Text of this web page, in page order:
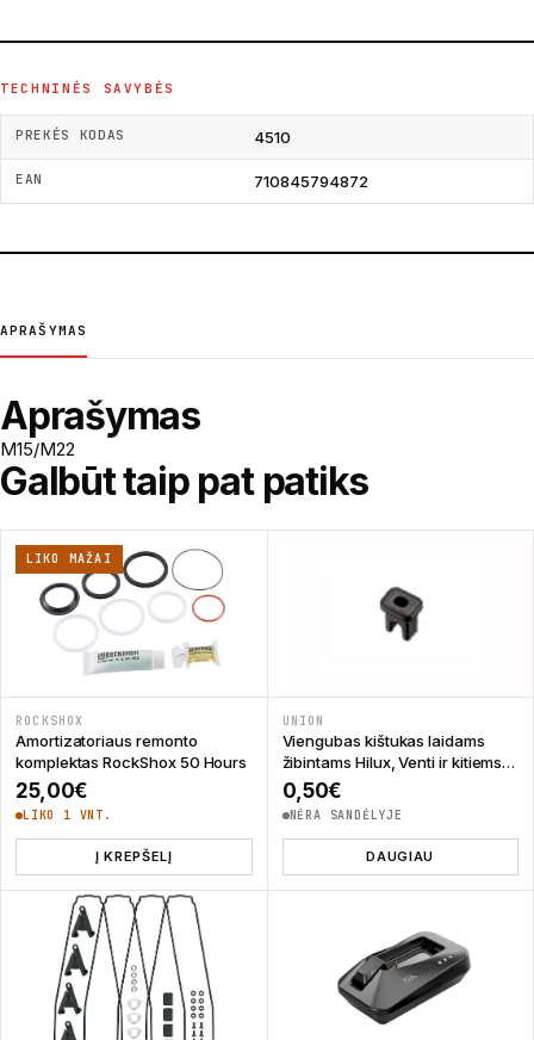
TECHNINĖS SAVYBĖS
PREKĖS KODAS 4510
EAN 710845794872
APRAŠYMAS
Aprašymas
M15/M22
Galbūt taip pat patiks
LIKO MAŽAI
ROCKSHOX
Amortizatoriaus remonto
komplektas RockShox 50 Hours
25,00€
LIKO 1 VNT.
Į KREPŠELĮ
UNION
Viengubas kištukas laidams
žibintams Hilux, Venti ir kitiems
Union
0,50€
NĖRA SANDĖLYJE
DAUGIAU